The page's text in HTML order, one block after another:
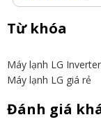
Từ khóa
Máy lạnh LG Inverter
Máy lạnh LG giá rẻ
Đánh giá